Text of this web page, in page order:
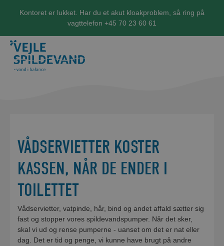
Kontoret er lukket. Har du et akut kloakproblem, så ring på
vagttelefon +45 70 23 60 61
VÅDSERVIETTER KOSTER
KASSEN, NÅR DE ENDER I
TOILETTET
Vådservietter, vatpinde, hår, bind og andet affald sætter sig
fast og stopper vores spildevandspumper. Når det sker,
skal vi ud og rense pumperne - uanset om det er nat eller
dag. Det er tid og penge, vi kunne have brugt på andre